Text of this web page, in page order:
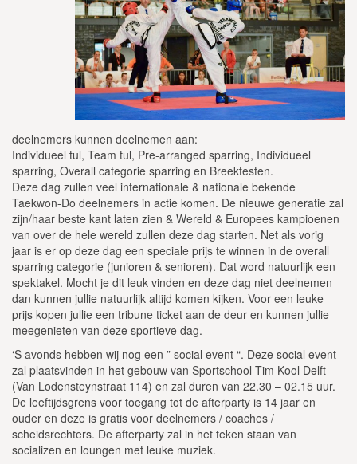
deelnemers kunnen deelnemen aan:
Individueel tul, Team tul, Pre-arranged sparring, Individueel
sparring, Overall categorie sparring en Breektesten.
Deze dag zullen veel internationale & nationale bekende
Taekwon-Do deelnemers in actie komen. De nieuwe generatie zal
zijn/haar beste kant laten zien & Wereld & Europees kampioenen
van over de hele wereld zullen deze dag starten. Net als vorig
jaar is er op deze dag een speciale prijs te winnen in de overall
sparring categorie (junioren & senioren). Dat word natuurlijk een
spektakel. Mocht je dit leuk vinden en deze dag niet deelnemen
dan kunnen jullie natuurlijk altijd komen kijken. Voor een leuke
prijs kopen jullie een tribune ticket aan de deur en kunnen jullie
meegenieten van deze sportieve dag.
‘S avonds hebben wij nog een ” social event “. Deze social event
zal plaatsvinden in het gebouw van Sportschool Tim Kool Delft
(Van Lodensteynstraat 114) en zal duren van 22.30 – 02.15 uur.
De leeftijdsgrens voor toegang tot de afterparty is 14 jaar en
ouder en deze is gratis voor deelnemers / coaches /
scheidsrechters. De afterparty zal in het teken staan van
socializen en loungen met leuke muziek.